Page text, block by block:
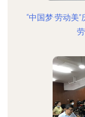
“中国梦·劳动美